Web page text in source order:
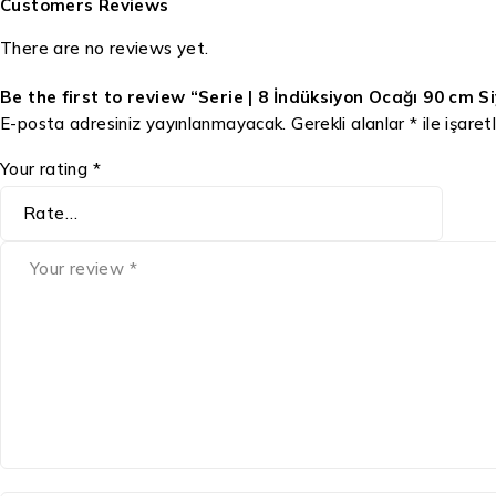
Customers Reviews
There are no reviews yet.
Be the first to review “Serie | 8 İndüksiyon Ocağı 90 cm
E-posta adresiniz yayınlanmayacak. Gerekli alanlar* ile
Your rating *